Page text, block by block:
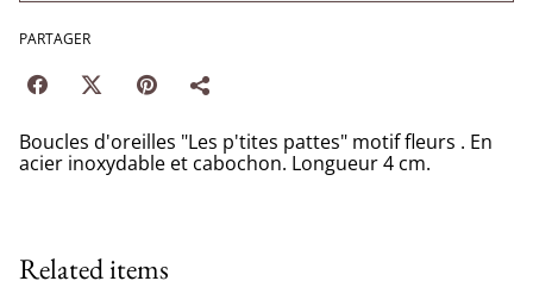
PARTAGER
Boucles d'oreilles "Les p'tites pattes" motif fleurs . En
acier inoxydable et cabochon. Longueur 4 cm.
Related items